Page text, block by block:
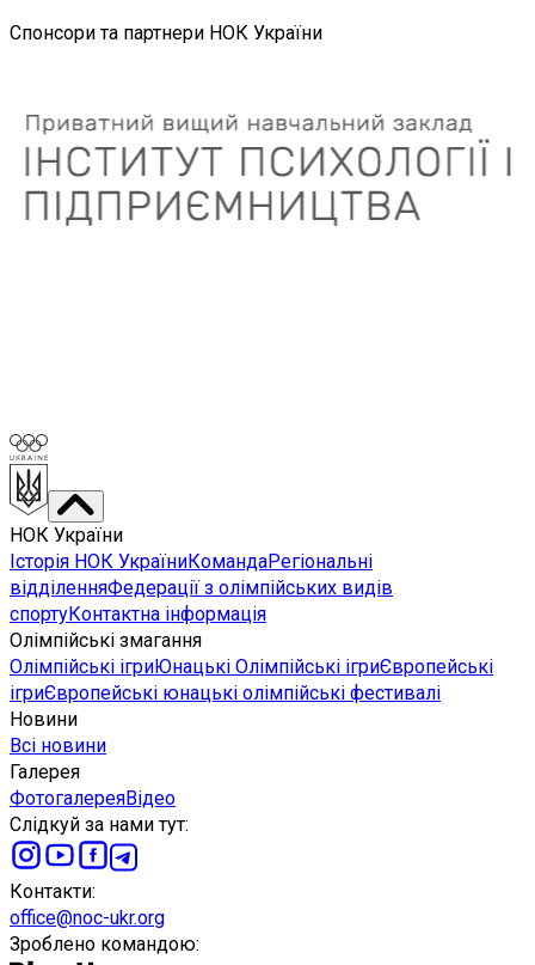
Спонсори та партнери НОК України
НОК України
Історія НОК УкраїниКомандаРегіональні
відділенняФедерації з олімпійських видів
спортуКонтактна інформація
Олімпійські змагання
Олімпійські ігриЮнацькі Олімпійські ігриЄвропейські
ігриЄвропейські юнацькі олімпійські фестивалі
Новини
Всі новини
Галерея
ФотогалереяВідео
Слідкуй за нами тут:
Контакти:
office@noc-ukr.org
Зроблено командою: